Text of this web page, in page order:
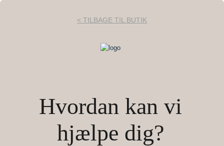
< TILBAGE TIL BUTIK
Hvordan kan vi
hjælpe dig?